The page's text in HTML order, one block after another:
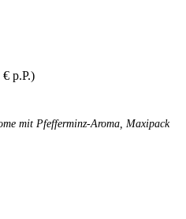
p.P.)
mit Pfefferminz-Aroma, Maxipack